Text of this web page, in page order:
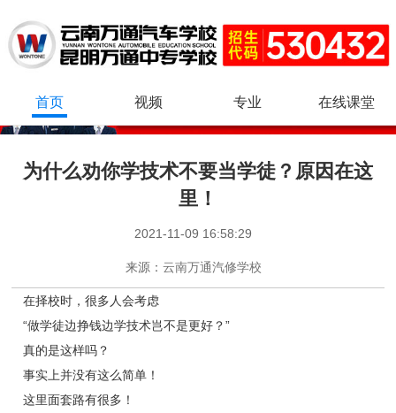
首页 视频 专业 在线课堂
为什么劝你学技术不要当学徒？原因在这
里！
2021-11-09 16:58:29
来源： 云南万通汽修学校
在择校时，很多人会考虑
“做学徒边挣钱边学技术岂不是更好？”
真的是这样吗？
事实上并没有这么简单！
这里面套路有很多！